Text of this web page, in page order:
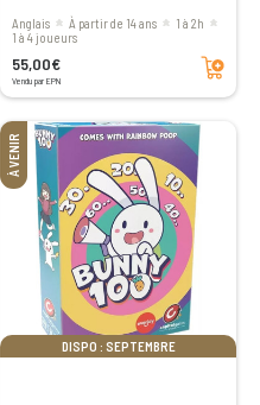
Anglais à partir de 14 ans
1 à 2h
1 à 4 joueurs
55,00€
Vendu par EPN
Ajouter au panier
À VENIR
DISPO : SEPTEMBRE